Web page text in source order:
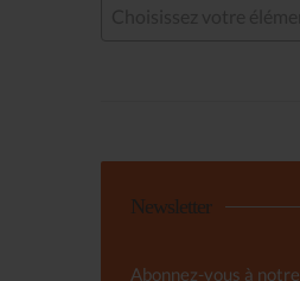
Newsletter
Abonnez-vous à notre